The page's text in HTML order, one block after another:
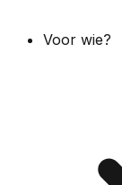
Voor wie?